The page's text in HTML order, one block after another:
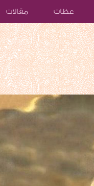
عظات مقالات